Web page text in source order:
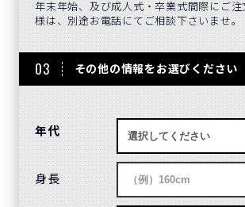
年末年始、及び成人式・卒業式間際にご
様は、別途お電話にてご相談下さいませ。
03 その他の情報をお選びください
年代
身長